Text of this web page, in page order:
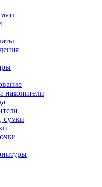
накопители
сумки